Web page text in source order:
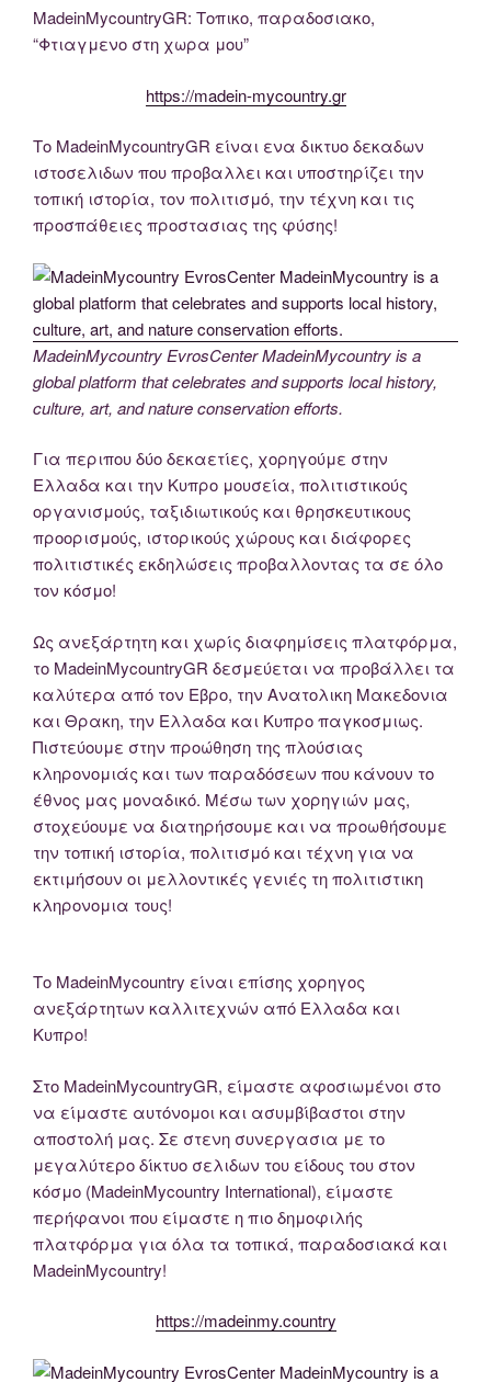
MadeinMycountryGR: Τοπικο, παραδοσιακο,
“Φτιαγμενο στη χωρα μου”
https://madein-mycountry.gr
Το MadeinMycountryGR είναι ενα δικτυο δεκαδων
ιστοσελιδων που προβαλλει και υποστηρίζει την
τοπική ιστορία, τον πολιτισμό, την τέχνη και τις
προσπάθειες προστασιας της φύσης!
MadeinMycountry EvrosCenter MadeinMycountry is a
global platform that celebrates and supports local history,
culture, art, and nature conservation efforts.
Για περιπου δύο δεκαετίες, χορηγούμε στην
Ελλαδα και την Κυπρο μουσεία, πολιτιστικούς
οργανισμούς, ταξιδιωτικούς και θρησκευτικους
προορισμούς, ιστορικούς χώρους και διάφορες
πολιτιστικές εκδηλώσεις προβαλλοντας τα σε όλο
τον κόσμο!
Ως ανεξάρτητη και χωρίς διαφημίσεις πλατφόρμα,
το MadeinMycountryGR δεσμεύεται να προβάλλει τα
καλύτερα από τον Εβρο, την Ανατολικη Μακεδονια
και Θρακη, την Ελλαδα και Κυπρο παγκοσμιως.
Πιστεύουμε στην προώθηση της πλούσιας
κληρονομιάς και των παραδόσεων που κάνουν το
έθνος μας μοναδικό. Μέσω των χορηγιών μας,
στοχεύουμε να διατηρήσουμε και να προωθήσουμε
την τοπική ιστορία, πολιτισμό και τέχνη για να
εκτιμήσουν οι μελλοντικές γενιές τη πολιτιστικη
κληρονομια τους!
Το MadeinMycountry είναι επίσης χορηγος
ανεξάρτητων καλλιτεχνών από Ελλαδα και
Κυπρο!
Στο MadeinMycountryGR, είμαστε αφοσιωμένοι στο
να είμαστε αυτόνομοι και ασυμβίβαστοι στην
αποστολή μας. Σε στενη συνεργασια με το
μεγαλύτερο δίκτυο σελιδων του είδους του στον
κόσμο (MadeinMycountry International), είμαστε
περήφανοι που είμαστε η πιο δημοφιλής
πλατφόρμα για όλα τα τοπικά, παραδοσιακά και
MadeinMycountry!
https://madeinmy.country